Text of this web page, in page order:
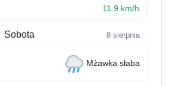
11.9 km/h
Sobota 8 sierpnia
Mżawka słaba